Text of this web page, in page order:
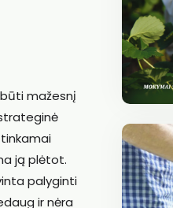
mažesnį
ją plėtot.
palyginti
ir nėra